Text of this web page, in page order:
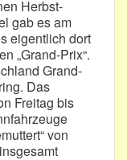
Herbst-
gab es am
eigentlich dort
„Grand-Prix“.
Grand-
Das
Freitag bis
von